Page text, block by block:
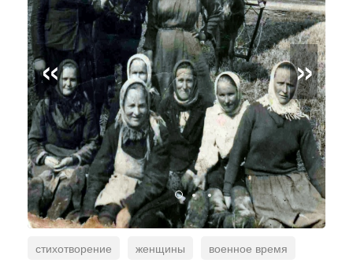
« »
стихотворение женщины
военное время